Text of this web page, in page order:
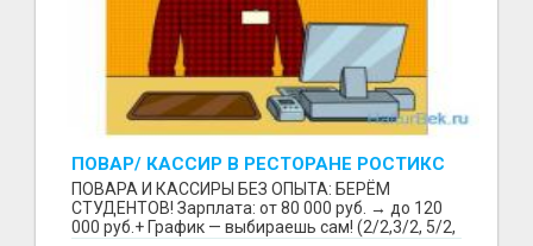
ПОВАР/ КАССИР В РЕСТОРАНЕ РОСТИКС
(КФС)
ПОВАРА И КАССИРЫ БЕЗ ОПЫТА: БЕРЁМ
СТУДЕНТОВ! Зарплата: от 80 000 руб. → до 120
000 руб.+ График — выбираешь сам! (2/2,3/2, 5/2,